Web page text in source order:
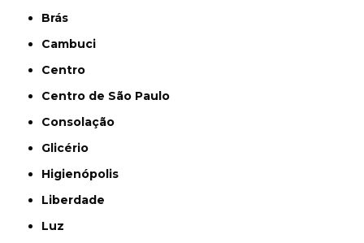
Brás
Cambuci
Centro
Centro de São Paulo
Consolação
Glicério
Higienópolis
Liberdade
Luz